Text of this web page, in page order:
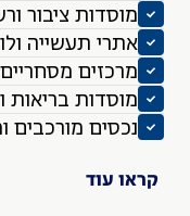
ציבור ורשויות
תעשייה
מסחריים וקניונים
בריאות וחינוך
מורכבים
עוד